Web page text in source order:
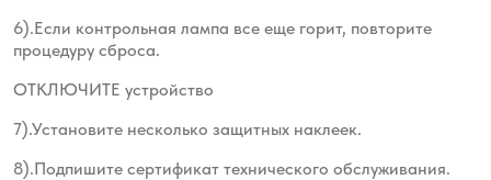
6).Если контрольная лампа все еще горит, повторите
процедуру сброса.
ОТКЛЮЧИТЕ устройство
7).Установите несколько защитных наклеек.
8).Подпишите сертификат технического обслуживания.